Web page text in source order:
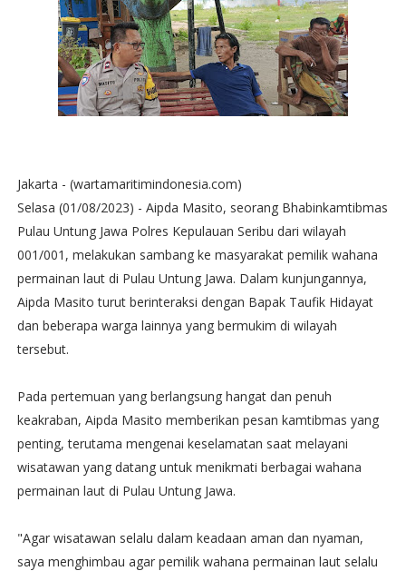
Jakarta - (wartamaritimindonesia.com)
Selasa (01/08/2023) - Aipda Masito, seorang Bhabinkamtibmas
Pulau Untung Jawa Polres Kepulauan Seribu dari wilayah
001/001, melakukan sambang ke masyarakat pemilik wahana
permainan laut di Pulau Untung Jawa. Dalam kunjungannya,
Aipda Masito turut berinteraksi dengan Bapak Taufik Hidayat
dan beberapa warga lainnya yang bermukim di wilayah
tersebut.
Pada pertemuan yang berlangsung hangat dan penuh
keakraban, Aipda Masito memberikan pesan kamtibmas yang
penting, terutama mengenai keselamatan saat melayani
wisatawan yang datang untuk menikmati berbagai wahana
permainan laut di Pulau Untung Jawa.
"Agar wisatawan selalu dalam keadaan aman dan nyaman,
saya menghimbau agar pemilik wahana permainan laut selalu